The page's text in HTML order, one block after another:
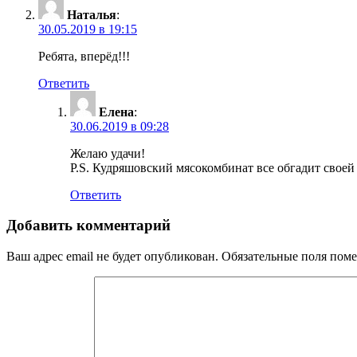
Наталья:
30.05.2019 в 19:15
Ребята, вперёд!!!
Ответить
Елена:
30.06.2019 в 09:28
Желаю удачи!
P.S. Кудряшовский мясокомбинат все обгадит
Ответить
Добавить комментарий
Ваш адрес email не будет опубликован. Обязательные поля